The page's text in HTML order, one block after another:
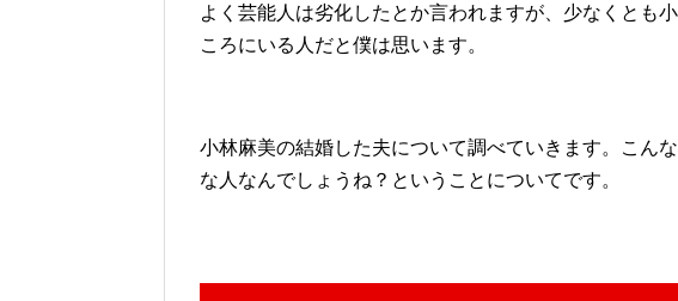
よく芸能人は劣化したとか言われますが、少なくとも
ころにいる人だと僕は思います。
小林麻美の結婚した夫について調べていきます。こん
な人なんでしょうね？ということについてです。